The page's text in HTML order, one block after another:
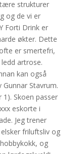
strukturer
og de vi er
Forti Drink er
økter. Dette
er smertefri,
artrose.
kan også
Stavrum.
1). Skoen passer
eskorte i
Jeg trener
friluftsliv og
og